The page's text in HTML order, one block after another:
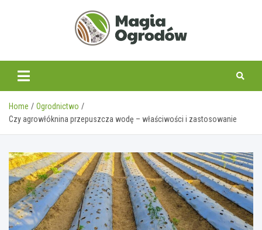
magiaogrodow.pl
Home
Ogrodnictwo
Czy agrowłóknina przepuszcza wodę – właściwości i zastosowanie